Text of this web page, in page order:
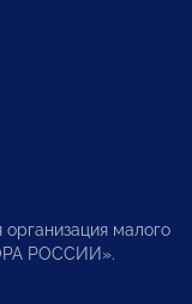
малого
РОССИИ».